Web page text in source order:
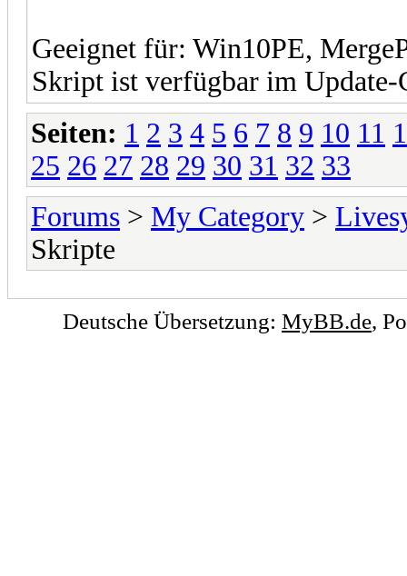
Geeignet für: Win10PE,
Skript ist verfügbar im Update-
Seiten: 1 2 3 4 5 6 7 8 9 10 11
25 26 27 28 29 30 31 32 33
Forums > My Category >
Skripte
Deutsche Übersetzung: MyBB.de,